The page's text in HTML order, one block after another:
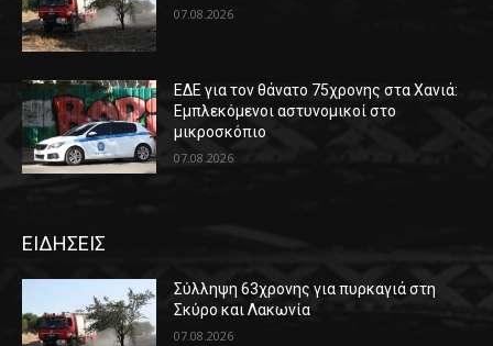
07.08.2026
ΕΔΕ για τον θάνατο 75χρονης στα Χανιά:
Εμπλεκόμενοι αστυνομικοί στο
μικροσκόπιο
07.08.2026
ΕΙΔΗΣΕΙΣ
Σύλληψη 63χρονης για πυρκαγιά στη
Σκύρο και Λακωνία
07.08.2026